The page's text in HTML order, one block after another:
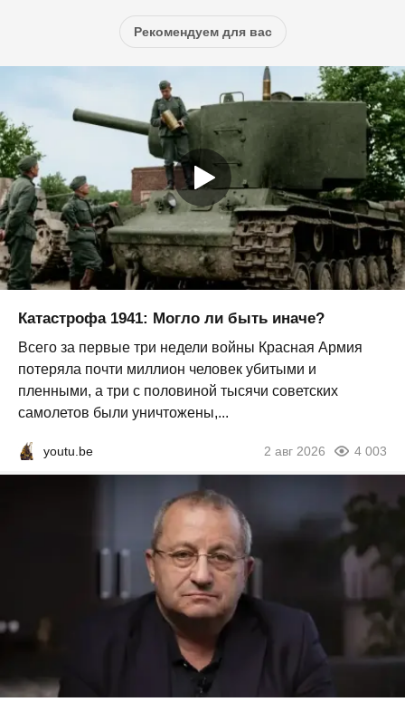
Рекомендуем для вас
Катастрофа 1941: Могло ли быть иначе?
Всего за первые три недели войны Красная Армия
потеряла почти миллион человек убитыми и
пленными, а три с половиной тысячи советских
самолетов были уничтожены,...
youtu.be 2 авг 2026 4 003